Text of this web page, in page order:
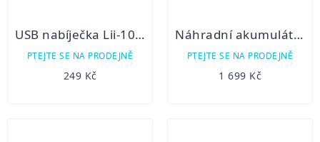
USB nabíječka Lii-100 (Li-Ion, NiMH, Lifepo4)
PTEJTE SE NA PRODEJNĚ
249 Kč
Náhradní akumulátor pro Fenix RC40
PTEJTE SE NA PRODEJNĚ
1 699 Kč